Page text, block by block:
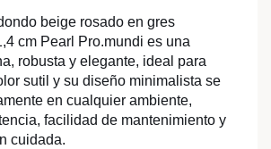
beige rosado en gres
cm Pearl Pro.mundi es una
robusta y elegante, ideal para
sutil y su diseño minimalista se
en cualquier ambiente,
facilidad de mantenimiento y
cuidada.